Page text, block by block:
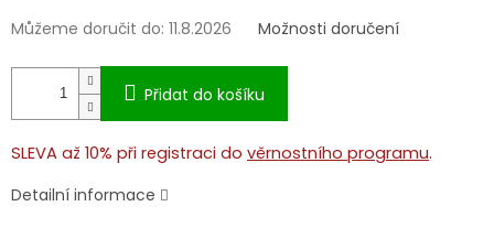
Můžeme doručit do: 11.8.2026 Možnosti doručení
Přidat do košíku
SLEVA až 10% při registraci do věrnostního programu.
Detailní informace